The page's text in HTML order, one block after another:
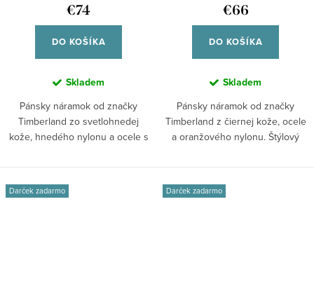
€74
DO KOŠÍKA
Skladem
Pánsky náramok od značky
Timberland zo svetlohnedej
kože, hnedého nylonu a ocele s
€66
DO KOŠÍKA
Skladem
Pánsky náramok od značky
Timberland z čiernej kože, ocele
a oranžového nylonu. Štýlový
Darček zadarmo Darček zadarmo